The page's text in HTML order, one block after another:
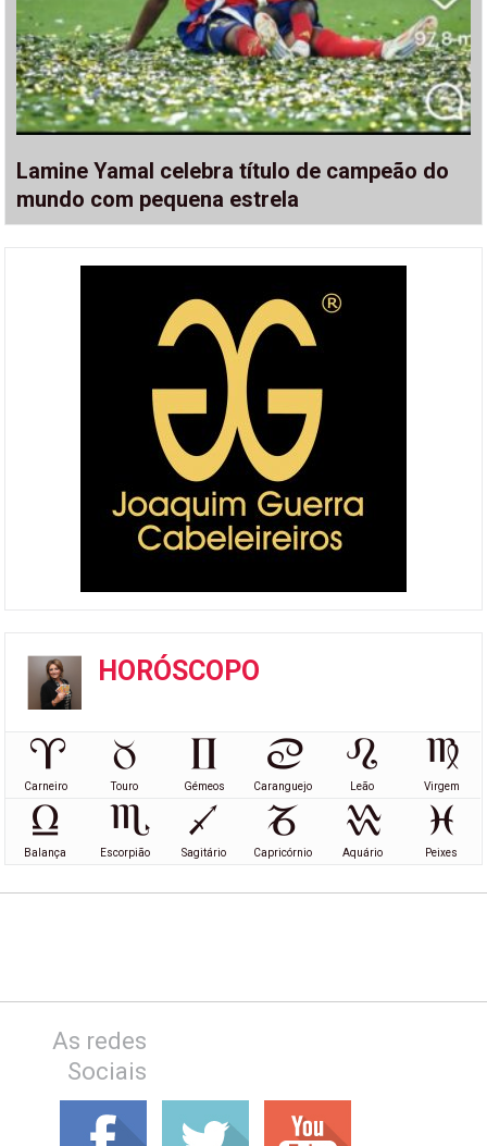
Lamine Yamal celebra título de campeão do
mundo com pequena estrela
HORÓSCOPO
Carneiro Touro Gémeos Caranguejo Leão Virgem
Balança Escorpião Sagitário Capricórnio Aquário Peixes
As redes
Sociais